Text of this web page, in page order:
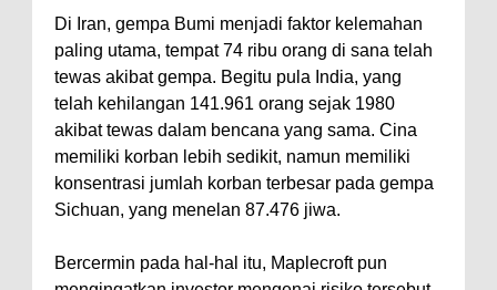
Di Iran, gempa Bumi menjadi faktor kelemahan
paling utama, tempat 74 ribu orang di sana telah
tewas akibat gempa. Begitu pula India, yang
telah kehilangan 141.961 orang sejak 1980
akibat tewas dalam bencana yang sama. Cina
memiliki korban lebih sedikit, namun memiliki
konsentrasi jumlah korban terbesar pada gempa
Sichuan, yang menelan 87.476 jiwa.
Bercermin pada hal-hal itu, Maplecroft pun